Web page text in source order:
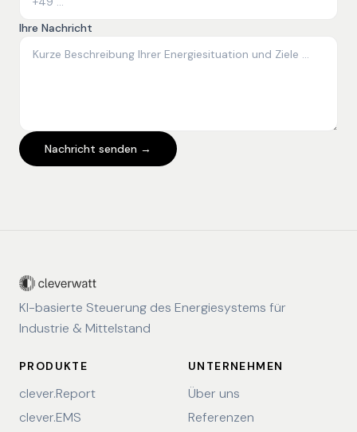
Ihre Nachricht
Nachricht senden →
KI-basierte Steuerung des Energiesystems für
Industrie & Mittelstand
PRODUKTE
clever.Report
clever.EMS
UNTERNEHMEN
Über uns
Referenzen